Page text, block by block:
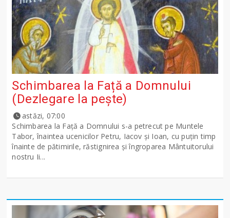
Schimbarea la Față a Domnului
(Dezlegare la peşte)
astăzi, 07:00
Schimbarea la Față a Domnului s-a petrecut pe Muntele
Tabor, înaintea ucenicilor Petru, Iacov și Ioan, cu puțin timp
înainte de pătimirile, răstignirea și îngroparea Mântuitorului
nostru Ii...